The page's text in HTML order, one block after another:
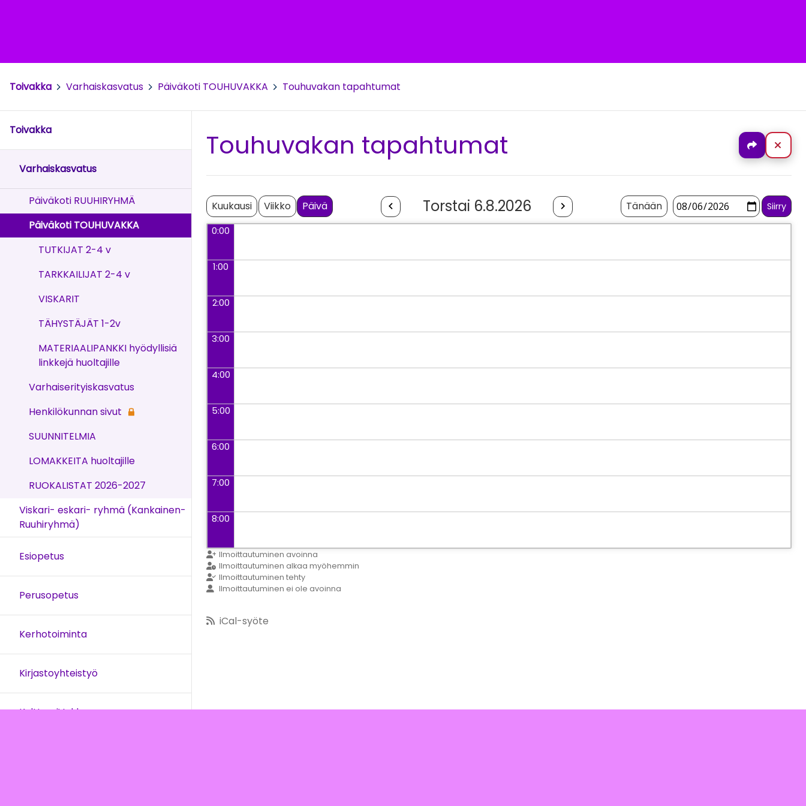
Toivakka Varhaiskasvatus Päiväkoti TOUHUVAKKA Touhuvakan tapahtumat
Touhuvakan tapahtumat Jaa
Kuukausi Viikko Päivä Torstai 6.8.2026 Tänään
0:00
1:00
2:00
3:00
4:00
5:00
6:00
7:00
8:00
9:00
10:00
11:00
Ilmoittautuminen avoinna
Ilmoittautuminen alkaa myöhemmin
Ilmoittautuminen tehty
Ilmoittautuminen ei ole avoinna
iCal-syöte
Toivakka
Varhaiskasvatus
Päiväkoti RUUHIRYHMÄ
Päiväkoti TOUHUVAKKA
TUTKIJAT 2-4 v
TARKKAILIJAT 2-4 v
VISKARIT
TÄHYSTÄJÄT 1-2v
MATERIAALIPANKKI hyödyllisiä
linkkejä huoltajille
Varhaiserityiskasvatus
Henkilökunnan sivut
SUUNNITELMIA
LOMAKKEITA huoltajille
RUOKALISTAT 2026-2027
Viskari- eskari- ryhmä (Kankainen-
Ruuhiryhmä)
Esiopetus
Perusopetus
Kerhotoiminta
Kirjastoyhteistyö
KulttuuriVakka